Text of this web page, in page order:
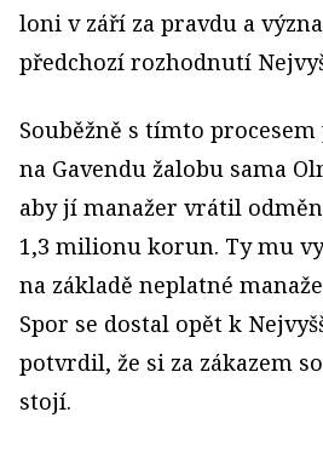
loni v září za pravdu a
předchozí rozhodnutí
Souběžně s tímto procesem
na Gavendu žalobu sama
aby jí manažer vrátil
1,3 milionu korun. Ty mu
na základě neplatné
Spor se dostal opět k
potvrdil, že si za zákazem
stojí.